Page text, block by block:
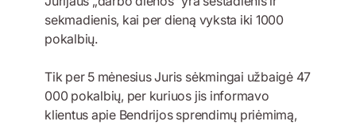
sekmadienis, kai per dieną vyksta iki 1000
pokalbių.
Tik per 5 mėnesius Juris sėkmingai užbaigė 47
000 pokalbių, per kuriuos jis informavo
klientus apie Bendrijos sprendimų priėmimą,